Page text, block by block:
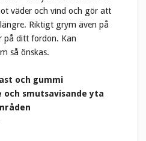
väder och vind och gör att
Riktigt grym även på
på ditt fordon. Kan
så önskas.
och gummi
och smutsavisande yta